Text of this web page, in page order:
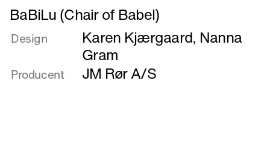
Læs
mere
om
of
BaBiLu (Chair of Babel)
Design Karen Kjærgaard, Nanna
Gram
Producent JM Rør A/S